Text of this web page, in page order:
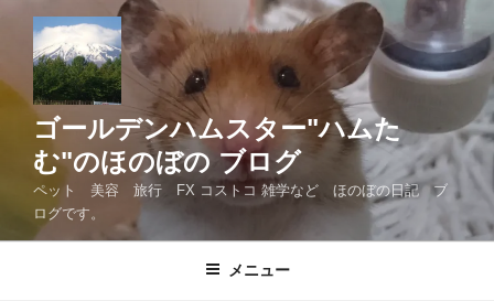
ン
ゴールデンハムスター"ハムた
む"のほのぼの ブログ
ペット 美容 旅行 FX コストコ 雑学など ほのぼの日記 ブ
ログです。
メニュー